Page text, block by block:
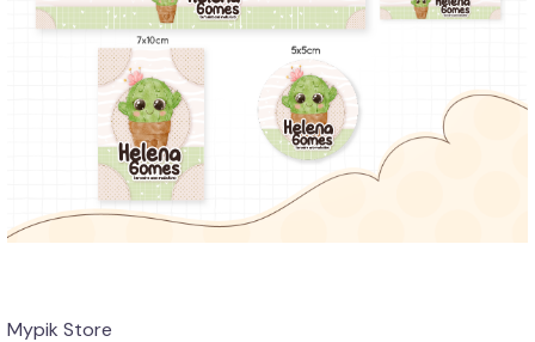
Mypik Store